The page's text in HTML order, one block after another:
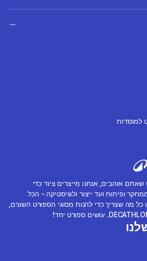
אוהבים, אנחנו מייצרים ציוד כדי
ופיתוח ועד ייצור ולוגיסטיקה - הכל
מה שצריך כדי להנות מסוגי הספורט השונים,